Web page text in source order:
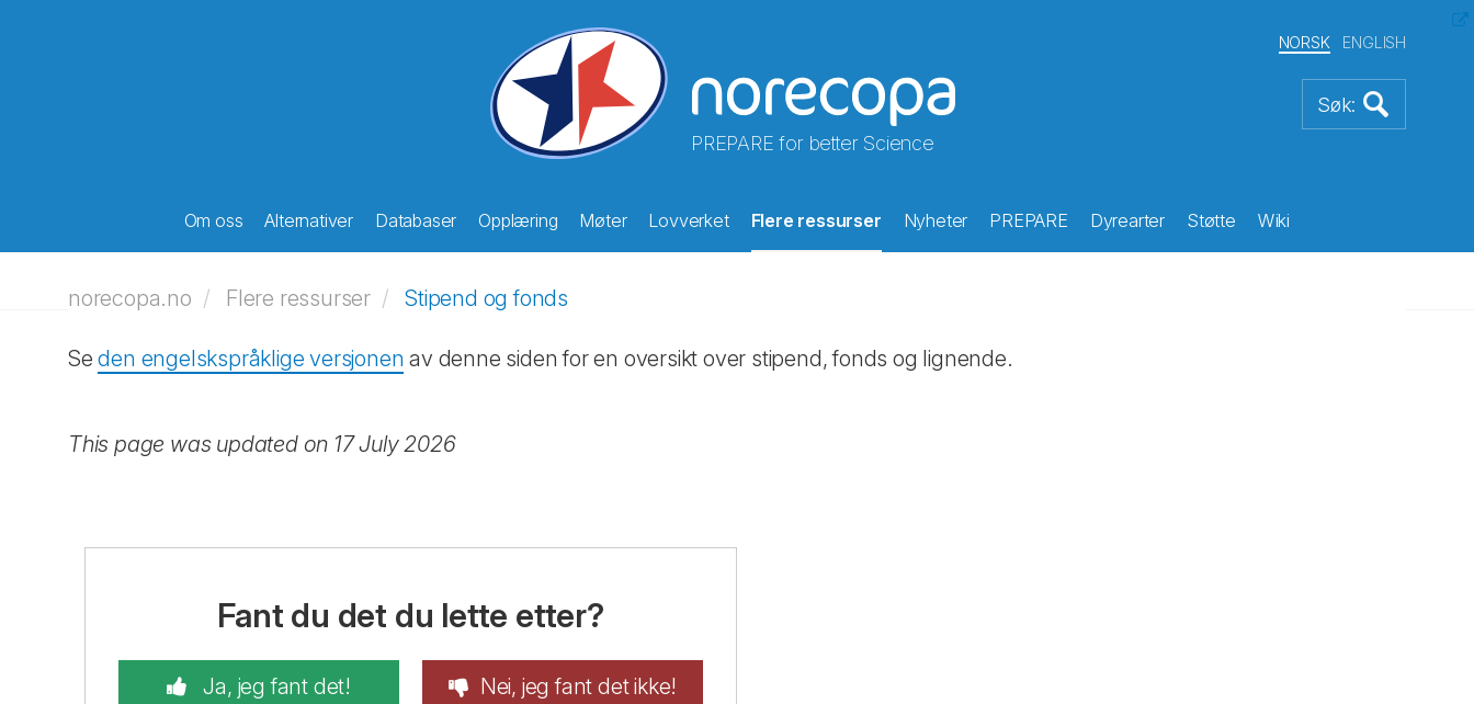
PREPARE for better Science
NORSK ENGLISH
Om oss Alternativer Databaser Opplæring Møter Lovverket Flere ressurser Nyheter PREPARE Dyrearter Støtte Wiki
norecopa.no Flere ressurser Stipend og fonds
Seden engelskspråklige versjonen av denne siden for en oversikt over stipend, fonds og lignende.
This page was updated on 17 July 2026
Fant du det du lette etter?
Ja, jeg fant det! Nei, jeg fant det ikke!